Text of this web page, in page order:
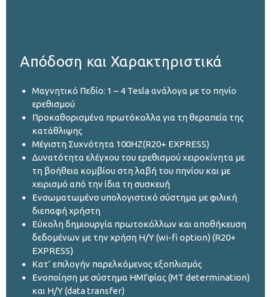
Απόδοση και Χαρακτηριστικά
Μαγνητικό Πεδίο: 1 – 4 Tesla ανάλογα με το πηνίο
ερεθισμού
Προκαθορισμένα πρωτόκολλα για τη θεραπεία της
κατάθλιψης
Μέγιστη Συχνότητα 100HZ(R20+ EXPRESS)
Δυνατότητα ελέγχου του ερεθισμού χειροκίνητα με
τη βοήθεια κομβίου στη λαβή του πηνίου και με
χειρισμό από την ίδια τη συσκευή
Ενσωματωμένο υπολογιστικό σύστημα με φιλική
διεπαφή χρήστη
Εύκολη δημιουργία πρωτοκόλλων και αποθήκευση
δεδομένων με την χρήση Η/Υ (wi-fi option) (R20+
EXPRESS)
Κατ’ επιλογήν παρελκόμενος εξοπλισμός
Ενοποίηση με σύστημα ΗΜΓφίας (ΜΤ determination)
και Η/Υ (data transfer)